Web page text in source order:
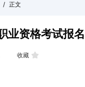
/ 正文
业资格考试报
收藏